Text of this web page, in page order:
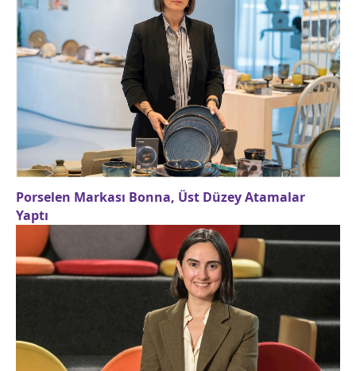
Porselen Markası Bonna, Üst Düzey Atamalar
Yaptı